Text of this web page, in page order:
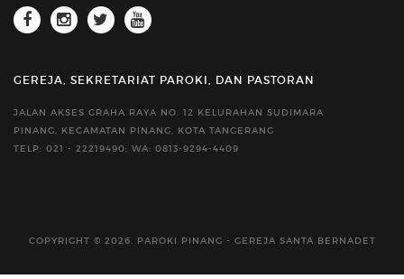
GEREJA, SEKRETARIAT PAROKI, DAN PASTORAN
JALAN AKSES GRAHA RAYA NO. 12 KELURAHAN SUDIMARA
PINANG, KECAMATAN PINANG, KOTA TANGERANG
TELP: 021 - 22219490; WA: 0813-9294-4409
COPYRIGHT © 2026. PAROKI PINANG - GEREJA SANTA BERNADET